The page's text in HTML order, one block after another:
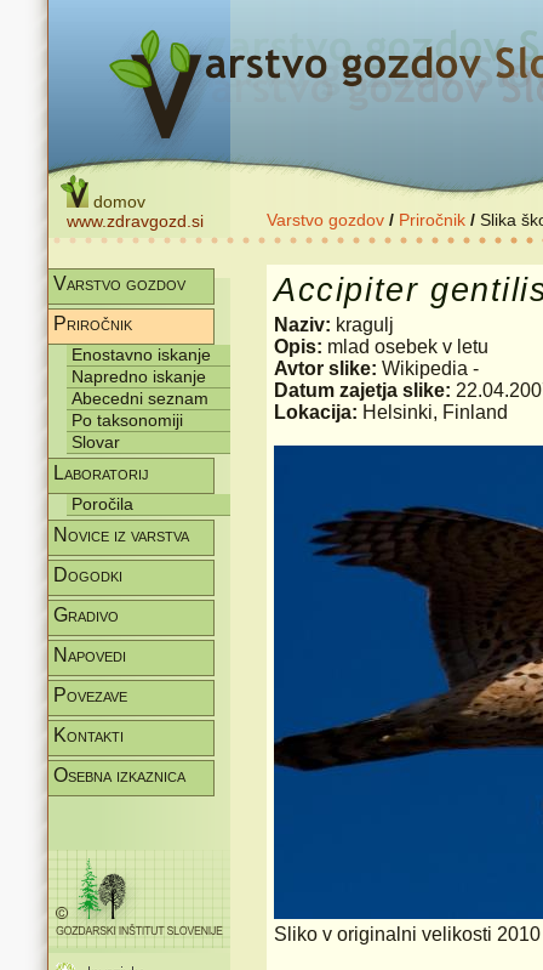
domov
www.zdravgozd.si
Varstvo gozdov / Priročnik / Slika
Varstvo gozdov
Priročnik
Enostavno iskanje
Napredno iskanje
Abecedni seznam
Po taksonomiji
Slovar
Laboratorij
Poročila
Novice iz varstva
Dogodki
Gradivo
Napovedi
Povezave
Kontakti
Osebna izkaznica
Accipiter
Naziv: kragulj
Opis: mlad osebek v letu
Avtor slike: Wikipedia -
Datum zajetja slike:
Lokacija: Helsinki, Finland
Sliko v originalni velikosti